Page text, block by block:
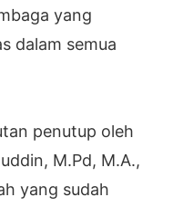
yang
dalam semua
penutup oleh
M.Pd, M.A.,
yang sudah